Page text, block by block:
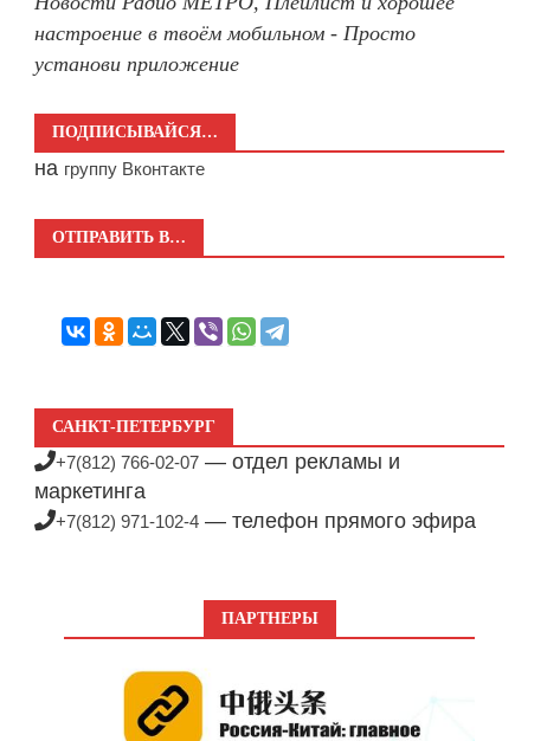
настроение в твоём мобильном - Просто
установи приложение
ПОДПИСЫВАЙСЯ…
на группу Вконтакте
ОТПРАВИТЬ В…
САНКТ-ПЕТЕРБУРГ
+7(812) 766-02-07 — отдел рекламы и
маркетинга
+7(812) 971-102-4 — телефон прямого эфира
ПАРТНЕРЫ